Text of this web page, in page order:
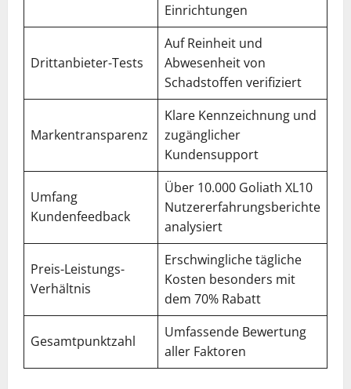
Einrichtungen
Drittanbieter-Tests
Auf Reinheit und
Abwesenheit von
Schadstoffen verifiziert
Markentransparenz
Klare Kennzeichnung und
zugänglicher
Kundensupport
Umfang
Kundenfeedback
Über 10.000 Goliath XL10
Nutzererfahrungsberichte
analysiert
Preis-Leistungs-
Verhältnis
Erschwingliche tägliche
Kosten besonders mit
dem 70% Rabatt
Gesamtpunktzahl
Umfassende Bewertung
aller Faktoren